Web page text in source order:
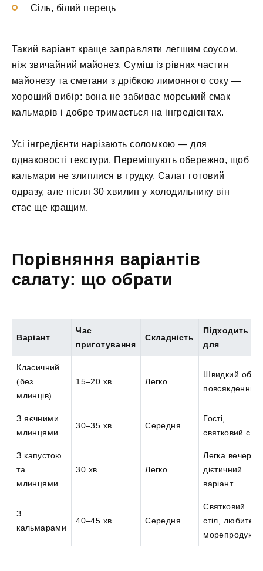
Сіль, білий перець
Такий варіант краще заправляти легшим соусом,
ніж звичайний майонез. Суміш із рівних частин
майонезу та сметани з дрібкою лимонного соку —
хороший вибір: вона не забиває морський смак
кальмарів і добре тримається на інгредієнтах.
Усі інгредієнти нарізають соломкою — для
однаковості текстури. Перемішують обережно, щоб
кальмари не злиплися в грудку. Салат готовий
одразу, але після 30 хвилин у холодильнику він
стає ще кращим.
Порівняння варіантів
салату: що обрати
Варіант
Час
приготування
Складність
Підходить
для
Класичний
(без
млинців)
15–20 хв Легко
Швидкий обід,
повсякденний
З яєчними
млинцями
30–35 хв Середня
Гості,
святковий стіл
З капустою
та
млинцями
30 хв Легко
Легка вечеря,
дієтичний
варіант
З
кальмарами
40–45 хв Середня
Святковий
стіл, любителі
морепродуктів